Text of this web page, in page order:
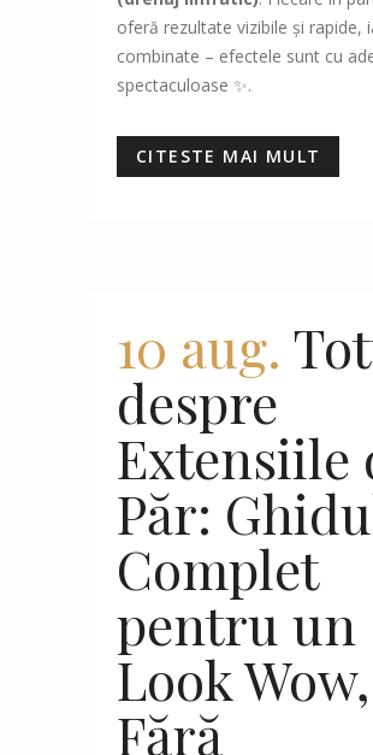
oferă rezultate vizibile și rapide,
combinate – efectele sunt cu
spectaculoase ✨.
CITESTE MAI MULT
10 aug.
despre
Extensiile
Păr:
Complet
pentru un
Look Wow,
Fără